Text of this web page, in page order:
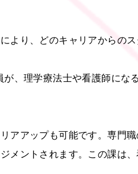
より、どのキャリアからの
、理学療法士や看護師にな
アアップも可能です。専門
メントされます。この課は